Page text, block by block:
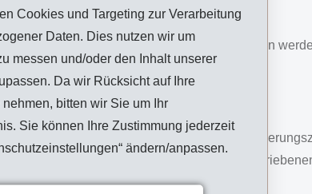
Cookies und Targeting zur Verarbeitung
Daten. Dies nutzen wir um
messen und/oder den Inhalt unserer
Da wir Rücksicht auf Ihre
nehmen, bitten wir Sie um Ihr
Sie können Ihre Zustimmung jederzeit
ändern/anpassen.
Daten findet nicht statt. Die Daten
den Zeitraum, der zur Erreichung des
der Speicherungszweck einer
Vorschriften gesperrt oder gelöscht.